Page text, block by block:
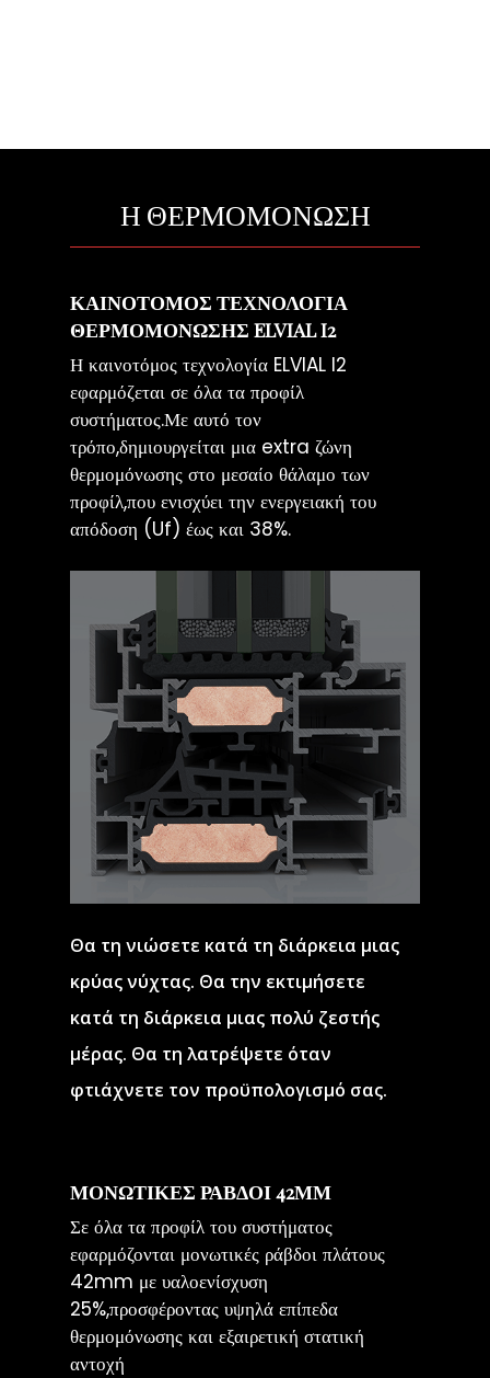
Η ΘΕΡΜΟΜΟΝΩΣΗ
ΚΑΙΝΟΤΟΜΟΣ ΤΕΧΝΟΛΟΓΙΑ
ΘΕΡΜΟΜΟΝΩΣΗΣ ELVIAL I2
Η καινοτόμος τεχνολογία ELVIAL I2
εφαρμόζεται σε όλα τα προφίλ
συστήματος.Με αυτό τον
τρόπο,δημιουργείται μια extra ζώνη
θερμομόνωσης στο μεσαίο θάλαμο των
προφίλ,που ενισχύει την ενεργειακή του
απόδοση (Uf) έως και 38%.
Θα τη νιώσετε κατά τη διάρκεια μιας
κρύας νύχτας. Θα την εκτιμήσετε
κατά τη διάρκεια μιας πολύ ζεστής
μέρας. Θα τη λατρέψετε όταν
φτιάχνετε τον προϋπολογισμό σας.
ΜΟΝΩΤΙΚΕΣ ΡΑΒΔΟΙ 42ΜΜ
Σε όλα τα προφίλ του συστήματος
εφαρμόζονται μονωτικές ράβδοι πλάτους
42mm με υαλοενίσχυση
25%,προσφέροντας υψηλά επίπεδα
θερμομόνωσης και εξαιρετική στατική
αντοχή